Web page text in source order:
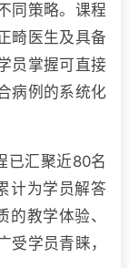
同策略。课程
畸医生及具备
员掌握可直接
病例的系统化
已汇聚近80名
计为学员解答
教学体验、
受学员青睐，